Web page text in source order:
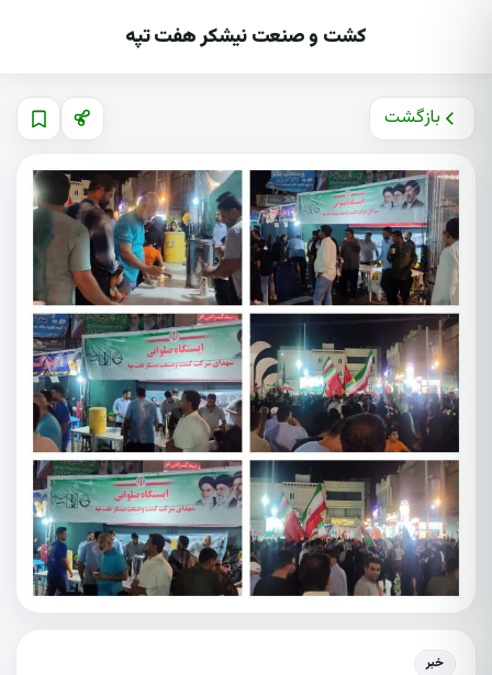
کشت و صنعت نیشکر هفت تپه
بازگشت
خبر